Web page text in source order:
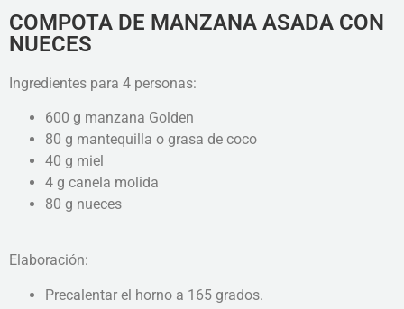
COMPOTA DE MANZANA ASADA CON
NUECES
Ingredientes para 4 personas:
600 g manzana Golden
80 g mantequilla o grasa de coco
40 g miel
4 g canela molida
80 g nueces
Elaboración:
Precalentar el horno a 165 grados.